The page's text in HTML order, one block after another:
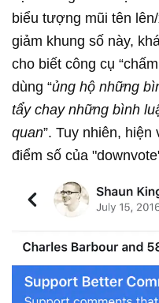
biểu tượng mũi tên
giảm khung số này,
cho biết công cụ
dùng “ủng hộ những
tẩy chay những bình
quan”. Tuy nhiên,
điểm số của